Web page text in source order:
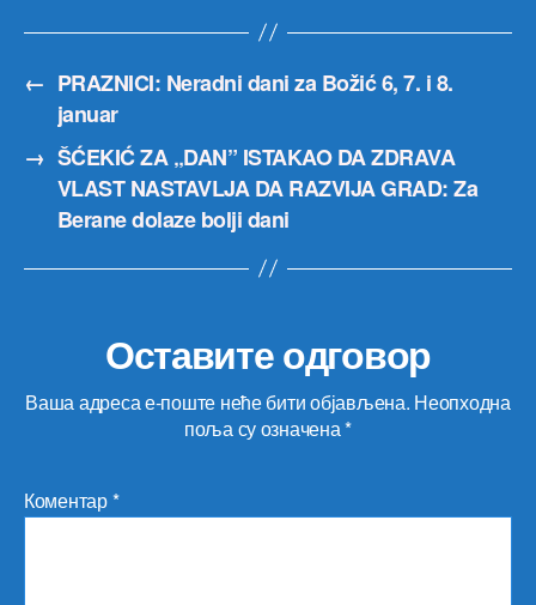
← PRAZNICI: Neradni dani za Božić 6, 7. i 8.
januar
→ ŠĆEKIĆ ZA „DAN” ISTAKAO DA ZDRAVA
VLAST NASTAVLJA DA RAZVIJA GRAD: Za
Berane dolaze bolji dani
Оставите одговор
Ваша адреса е-поште неће бити објављена. Неопходна
поља су означена*
Коментар*